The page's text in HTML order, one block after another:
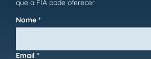
que a FIA pode oferecer.
Nome *
Email *